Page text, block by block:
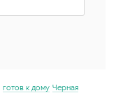
готов к дому Черная